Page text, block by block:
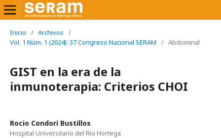
Inicio / Archivos
/
Vol. 1 Núm. 1 (2024): 37 Congreso Nacional SERAM
/ Abdominal
GIST en la era de la
inmunoterapia: Criterios CHOI
Rocio Condori Bustillos
Hospital Universitario del Río Hortega